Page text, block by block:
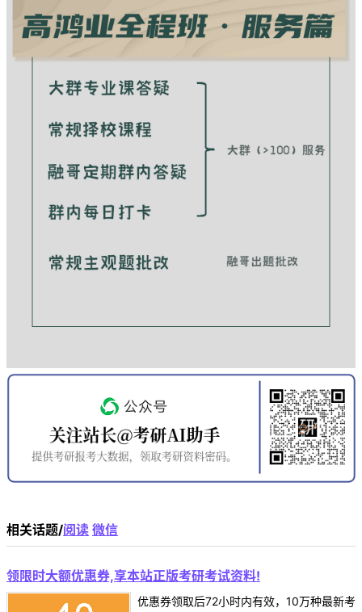
相关话题/阅读 微信
领限时大额优惠券,享本站正版考研考试资料!
优惠券领取后72小时内有效，10万种最新考